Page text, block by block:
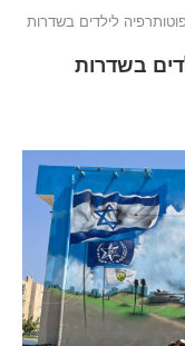
לילדים בשדרות
בשדרות